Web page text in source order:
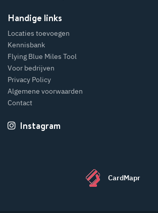
Handige links
Locaties toevoegen
Kennisbank
Flying Blue Miles Tool
Voor bedrijven
Privacy Policy
Algemene voorwaarden
Contact
Instagram
CardMapr